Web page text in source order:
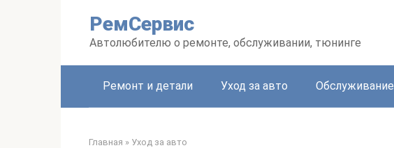
РемСервис
Автолюбителю о ремонте, обслуживании, тюнинге
Ремонт и детали Уход за авто Обслуживание
Главная » Уход за авто